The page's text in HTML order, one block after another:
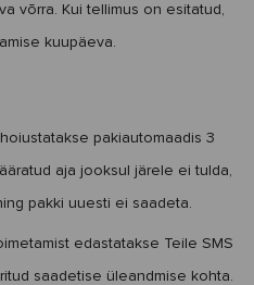
võrra . Kui tellimus on esitatud,
kuupäeva.
pakiautomaadis 3
aja jooksul järele ei tulda,
pakki uuesti ei saadeta.
edastatakse Teile SMS
saadetise üleandmise kohta.